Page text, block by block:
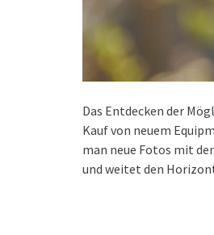
Das Entdecken der
Kauf von neuem
man neue Fotos mit
und weitet den